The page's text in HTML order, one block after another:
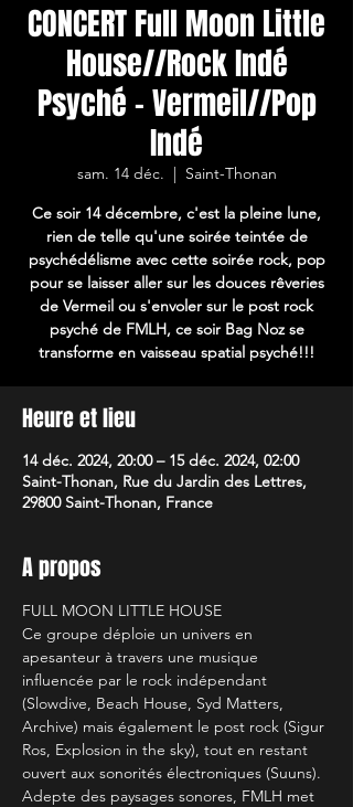
CONCERT Full Moon Little
House//Rock Indé
Psyché - Vermeil//Pop
Indé
sam. 14 déc.
  |
Saint-Thonan
Ce soir 14 décembre, c'est la pleine lune,
rien de telle qu'une soirée teintée de
psychédélisme avec cette soirée rock, pop
pour se laisser aller sur les douces rêveries
de Vermeil ou s'envoler sur le post rock
psyché de FMLH, ce soir Bag Noz se
transforme en vaisseau spatial psyché!!!
Heure et lieu
14 déc. 2024, 20:00 – 15 déc. 2024, 02:00
Saint-Thonan, Rue du Jardin des Lettres,
29800 Saint-Thonan, France
A propos
FULL MOON LITTLE HOUSE
Ce groupe déploie un univers en
apesanteur à travers une musique
influencée par le rock indépendant
(Slowdive, Beach House, Syd Matters,
Archive) mais également le post rock (Sigur
Ros, Explosion in the sky), tout en restant
ouvert aux sonorités électroniques (Suuns).
Adepte des paysages sonores, FMLH met